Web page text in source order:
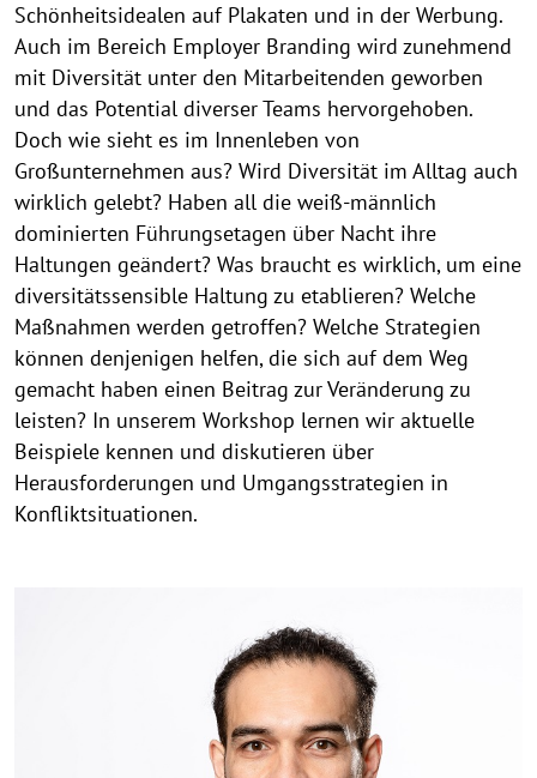
Schönheitsidealen auf Plakaten und in der Werbung.
Auch im Bereich Employer Branding wird zunehmend
mit Diversität unter den Mitarbeitenden geworben
und das Potential diverser Teams hervorgehoben.
Doch wie sieht es im Innenleben von
Großunternehmen aus? Wird Diversität im Alltag auch
wirklich gelebt? Haben all die weiß-männlich
dominierten Führungsetagen über Nacht ihre
Haltungen geändert? Was braucht es wirklich, um eine
diversitätssensible Haltung zu etablieren? Welche
Maßnahmen werden getroffen? Welche Strategien
können denjenigen helfen, die sich auf dem Weg
gemacht haben einen Beitrag zur Veränderung zu
leisten? In unserem Workshop lernen wir aktuelle
Beispiele kennen und diskutieren über
Herausforderungen und Umgangsstrategien in
Konfliktsituationen.